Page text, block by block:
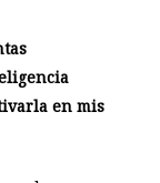
en mis